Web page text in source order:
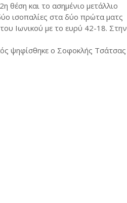
θέση και το ασημένιο μετάλλιο
ισοπαλίες στα δύο πρώτα ματς
Ιωνικού με το ευρύ 42-18. Στην
ψηφίσθηκε ο Σοφοκλής Τσάτσας